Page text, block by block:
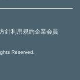
針利用規約企業会員
Reserved.